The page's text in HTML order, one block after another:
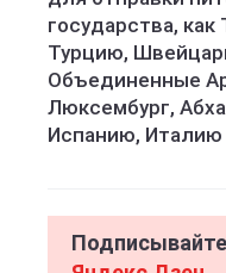
государства,
Турцию,
Объединенные
Люксембург,
Испанию, Италию